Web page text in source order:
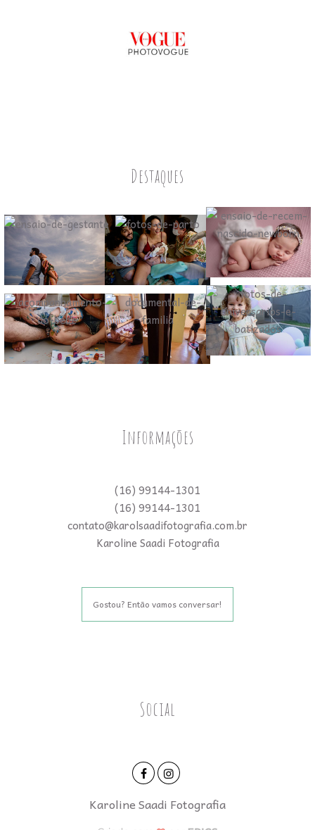
Destaques
Informações
(16) 99144-1301
(16) 99144-1301
contato@karolsaadifotografia.com.br
Karoline Saadi Fotografia
Gostou? Então vamos conversar!
Social
Karoline Saadi Fotografia